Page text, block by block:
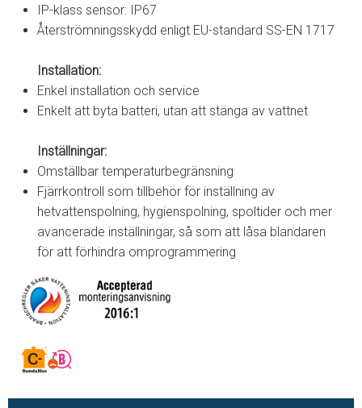
IP-klass sensor: IP67
Återströmningsskydd enligt EU-standard SS-EN 1717
Installation:
Enkel installation och service
Enkelt att byta batteri, utan att stänga av vattnet
Inställningar:
Omställbar temperaturbegränsning
Fjärrkontroll som tillbehör för inställning av
hetvattenspolning, hygienspolning, spoltider och mer
avancerade inställningar, så som att låsa blandaren
för att förhindra omprogrammering